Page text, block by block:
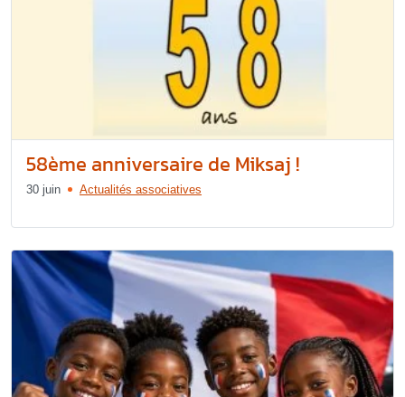
58ème anniversaire de Miksaj !
30 juin Actualités associatives